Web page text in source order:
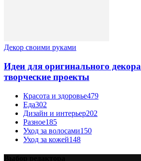
Декор своими руками
Идеи для оригинального декора
творческие проекты
Красота и здоровье479
Еда302
Дизайн и интерьер202
Разное185
Уход за волосами150
Уход за кожей148